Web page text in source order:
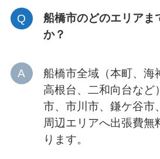
船橋市のどのエリアま
か？
船橋市全域（本町、海
高根台、二和向台など
市、市川市、鎌ケ谷市
周辺エリアへ出張費無
ります。